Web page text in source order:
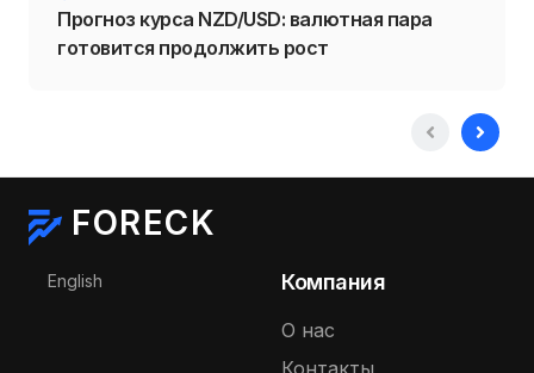
Прогноз курса NZD/USD: валютная пара
готовится продолжить рост
FORECK
Выберите язык
English Компания
О нас